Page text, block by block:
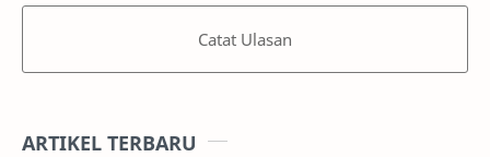
Catat Ulasan
ARTIKEL TERBARU